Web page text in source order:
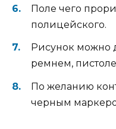
Поле чего
полицейского.
Рисунок можно
ремнем,
По желанию
черным